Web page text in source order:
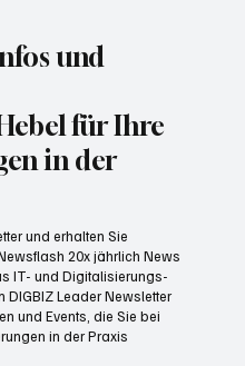
und
für Ihre
in der
und erhalten Sie
20x jährlich News
IT- und Digitalisierungs-
Leader Newsletter
und Events, die Sie bei
in der Praxis